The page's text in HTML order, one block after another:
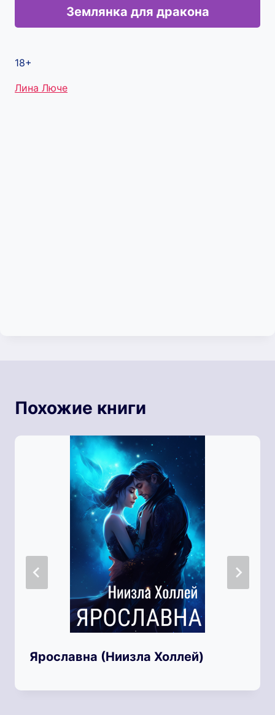
Землянка для дракона
18+
Метки
Лина Люче
Похожие книги
Ярославна (Ниизла Холлей)